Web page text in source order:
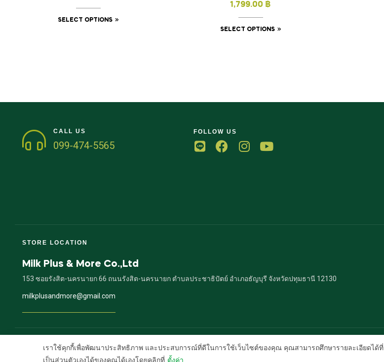
SELECT OPTIONS
1,799.00 ฿
SELECT OPTIONS
CALL US
099-474-5565
FOLLOW US
STORE LOCATION
Milk Plus & More Co.,Ltd
153 ซอยรังสิต-นครนายก 66 ถนนรังสิต-นครนายก ตำบลประชาธิปัตย์ อำเภอธัญบุรี จังหวัดปทุมธานี 12130
milkplusandmore@gmail.com
เราใช้คุกกี้เพื่อพัฒนาประสิทธิภาพ และประสบการณ์ที่ดีในการใช้เว็บไซต์ของคุณ คุณสามารถศึกษารายละเอียดได้ที่
เป็นส่วนตัวเองได้ของคุณได้เองโดยคลิกที่ ตั้งค่า